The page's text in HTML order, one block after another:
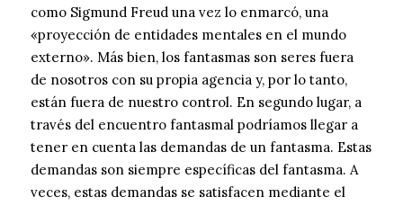
como Sigmund Freud una vez lo enmarcó, una
«proyección de entidades mentales en el mundo
externo». Más bien, los fantasmas son seres fuera
de nosotros con su propia agencia y, por lo tanto,
están fuera de nuestro control. En segundo lugar, a
través del encuentro fantasmal podríamos llegar a
tener en cuenta las demandas de un fantasma. Estas
demandas son siempre específicas del fantasma. A
veces, estas demandas se satisfacen mediante el